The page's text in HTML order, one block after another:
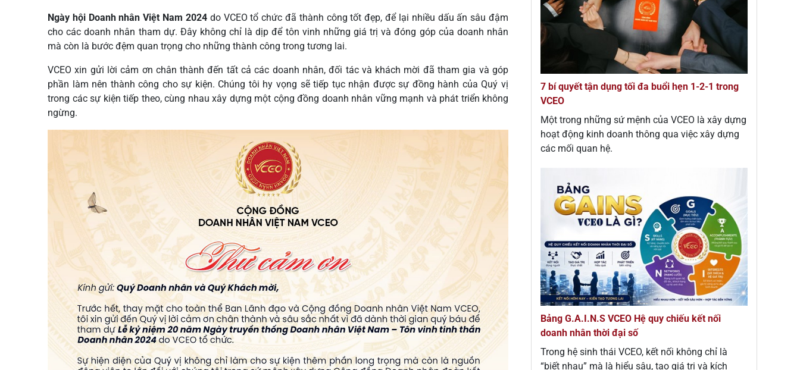
Ngày hội Doanh nhân Việt Nam 2024do VCEO tổ chức đã thành công tốt đẹp, để lại nhiều dấu ấn sâu đậm
cho các doanh nhân tham dự. Đây không chỉ là dịp để tôn vinh những giá trị và đóng góp của doanh nhân
mà còn là bước đệm quan trọng cho những thành công trong tương lai.
VCEO xin gửi lời cảm ơn chân thành đến tất cả các doanh nhân, đối tác và khách mời đã tham gia và góp
phần làm nên thành công cho sự kiện. Chúng tôi hy vọng sẽ tiếp tục nhận được sự đồng hành của Quý vị
trong các sự kiện tiếp theo, cùng nhau xây dựng một cộng đồng doanh nhân vững mạnh và phát triển không
ngừng.
7 bí quyết tận dụng tối đa buổi hẹn 1-2-1 trong
VCEO
Một trong những sứ mệnh của VCEO là xây dựng
hoạt động kinh doanh thông qua việc xây dựng
các mối quan hệ.
Bảng G.A.I.N.S VCEO Hệ quy chiếu kết nối
doanh nhân thời đại số
Trong hệ sinh thái VCEO, kết nối không chỉ là
“biết nhau” mà là hiểu sâu, tạo giá trị và kích